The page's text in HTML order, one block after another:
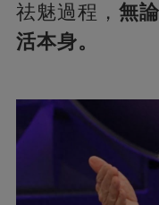
祛魅過程， 無
活本身。